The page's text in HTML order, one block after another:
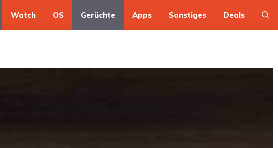
Watch OS Gerüchte Apps Sonstiges Deals